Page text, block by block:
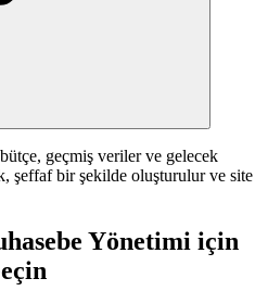
geçmiş veriler ve gelecek
şeffaf bir şekilde oluşturulur ve site
Yönetimi için